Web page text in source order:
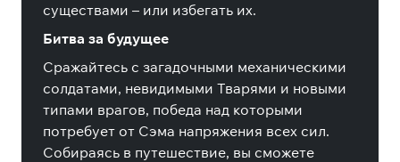
существами – или избегать их.
Битва за будущее
Сражайтесь с загадочными механическими
солдатами, невидимыми Тварями и новыми
типами врагов, победа над которыми
потребует от Сэма напряжения всех сил.
Собираясь в путешествие, вы сможете